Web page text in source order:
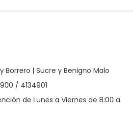
Borrero | Sucre y Benigno Malo
/ 4134901
de Lunes a Viernes de 8:00 a